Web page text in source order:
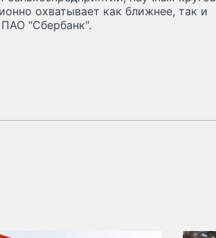
охватывает как ближнее, так и
"Сбербанк".